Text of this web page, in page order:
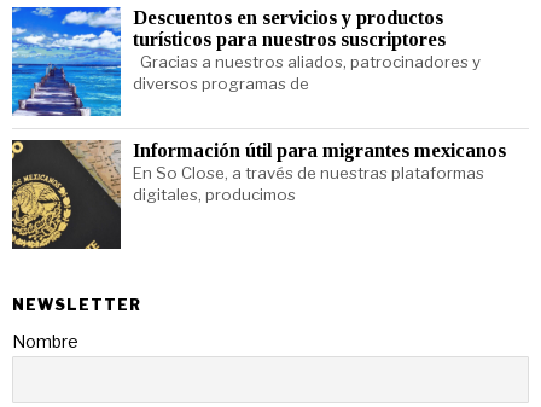
Descuentos en servicios y productos
turísticos para nuestros suscriptores
Gracias a nuestros aliados, patrocinadores y
diversos programas de
Información útil para migrantes mexicanos
En So Close, a través de nuestras plataformas
digitales, producimos
NEWSLETTER
Nombre